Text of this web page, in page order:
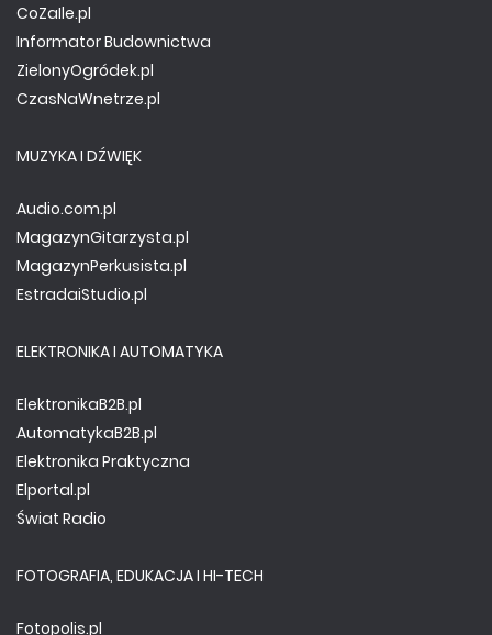
CoZaIle.pl
Informator Budownictwa
ZielonyOgródek.pl
CzasNaWnetrze.pl
MUZYKA I DŹWIĘK
Audio.com.pl
MagazynGitarzysta.pl
MagazynPerkusista.pl
EstradaiStudio.pl
ELEKTRONIKA I AUTOMATYKA
ElektronikaB2B.pl
AutomatykaB2B.pl
Elektronika Praktyczna
Elportal.pl
Świat Radio
FOTOGRAFIA, EDUKACJA I HI-TECH
Fotopolis.pl